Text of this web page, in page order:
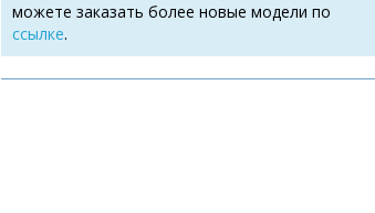
можете заказать более новые модели по
ссылке.